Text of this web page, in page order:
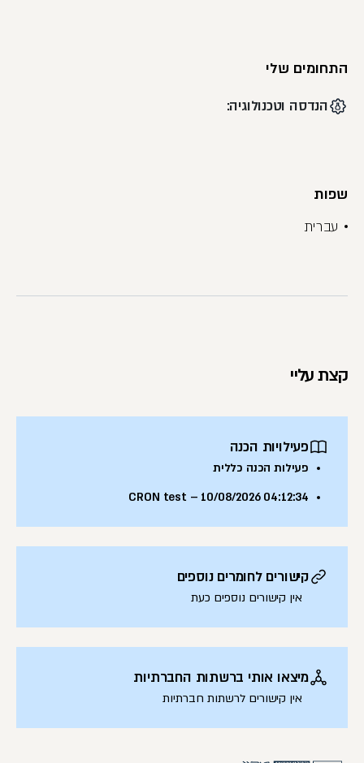
התחומים שלי
הנדסה וטכנולוגיה:
שפות
עברית
קצת עליי
פעילויות הכנה
פעילות הכנה כללית
CRON test – 10/08/2026 04:12:34
קישורים לחומרים נוספים
אין קישורים נוספים כעת
מיצאו אותי ברשתות החברתיות
אין קישורים לרשתות חברתיות